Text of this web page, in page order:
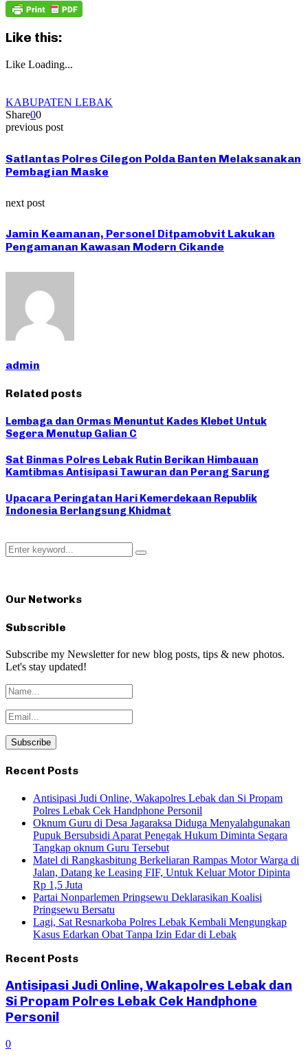
Like this:
Like Loading...
KABUPATEN LEBAK
Share00
previous post
Satlantas Polres Cilegon Polda Banten Melaksanakan
Pembagian Maske
next post
Jamin Keamanan, Personel Ditpamobvit Lakukan
Pengamanan Kawasan Modern Cikande
admin
Related posts
Lembaga dan Ormas Menuntut Kades Klebet Untuk
Segera Menutup Galian C
Sat Binmas Polres Lebak Rutin Berikan Himbauan
Kamtibmas Antisipasi Tawuran dan Perang Sarung
Upacara Peringatan Hari Kemerdekaan Republik
Indonesia Berlangsung Khidmat
Search
for:
Search
Our Networks
Subscrible
Subscribe my Newsletter for new blog posts, tips & new photos.
Let's stay updated!
Recent Posts
Antisipasi Judi Online, Wakapolres Lebak dan Si Propam
Polres Lebak Cek Handphone Personil
Oknum Guru di Desa Jagaraksa Diduga Menyalahgunakan
Pupuk Bersubsidi Aparat Penegak Hukum Diminta Segara
Tangkap oknum Guru Tersebut
Matel di Rangkasbitung Berkeliaran Rampas Motor Warga di
Jalan, Datang ke Leasing FIF, Untuk Keluar Motor Dipinta
Rp 1,5 Juta
Partai Nonparlemen Pringsewu Deklarasikan Koalisi
Pringsewu Bersatu
Lagi, Sat Resnarkoba Polres Lebak Kembali Mengungkap
Kasus Edarkan Obat Tanpa Izin Edar di Lebak
Recent Posts
Antisipasi Judi Online, Wakapolres Lebak dan
Si Propam Polres Lebak Cek Handphone
Personil
0